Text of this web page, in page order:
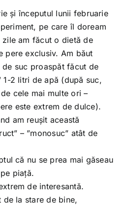
și începutul lunii februarie
pe care îl doream
am făcut o dietă de
pere exclusiv. Am băut
suc proaspăt făcut de
1-2 litri de apă (după suc,
cele mai multe ori –
este extrem de dulce).
am reușit această
– ”monosuc” atât de
că nu se prea mai găseau
piață.
de interesantă.
de la stare de bine,